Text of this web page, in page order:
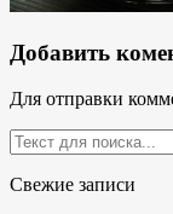
Добавить
Для отправки
Свежие записи